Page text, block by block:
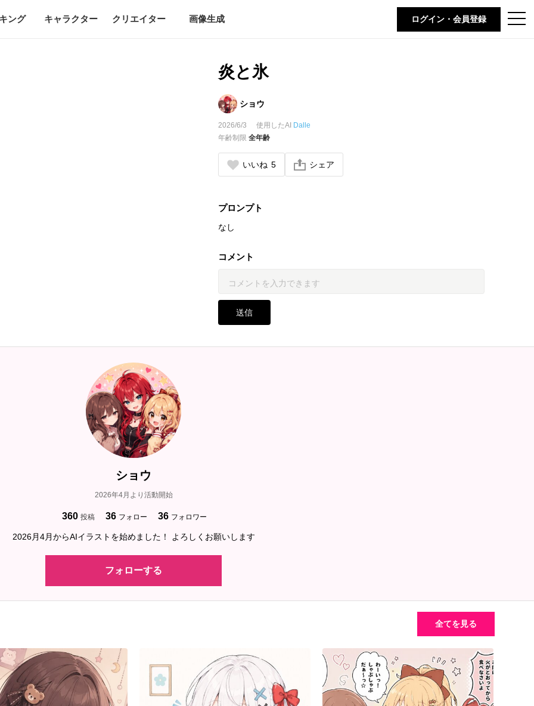
t
o
ング キャラクター クリエイター 画像生成 ログイン・会員登録
炎と氷
ショウ
2026/6/3 使用したAI Dalle
年齢制限 全年齢
いいね 5 シェア
プロンプト
なし
コメント
送信
ショウ
2026年4月より活動開始
360 投稿 36 フォロー 36 フォロワー
2026月4月からAIイラストを始めました！ よろしくお願いします
フォローする
全てを見る